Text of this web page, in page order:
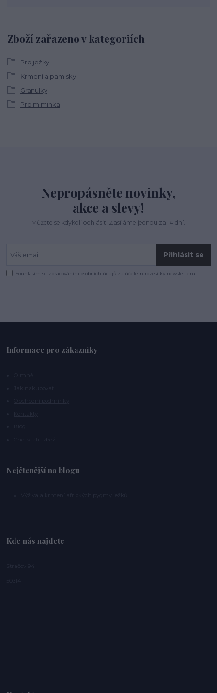
Zboží zařazeno v kategoriích
Pro ježky
Krmení a pamlsky
Granulky
Pro miminka
Nepropásněte novinky,
akce a slevy!
Můžete se kdykoli odhlásit. Zasíláme jednou za 14 dní.
Přihlásit se
Souhlasím se zpracováním osobních údajů za účelem rozesílky newsletteru.
Informace pro zákazníky
Nejčtenější na blogu
Kde nás najdete